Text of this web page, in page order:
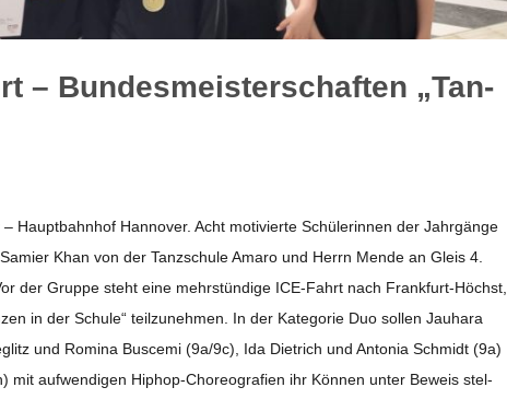
– Bun­des­meis­ter­schaf­ten „Tan­
Haupt­bahn­hof Han­no­ver. Acht moti­vierte Schü­le­rin­nen der Jahr­gänge
Khan von der Tanz­schule Amaro und Herrn Mende an Gleis 4.
der Gruppe steht eine mehr­stün­dige ICE-Fahrt nach Fran­k­­furt-Höchst,
in der Schule“ teil­zu­neh­men. In der Kate­go­rie Duo sol­len Jau­hara
und Romina Bus­cemi (9a/​​9c), Ida Diet­rich und Anto­nia Schmidt (9a)
mit auf­wen­di­gen Hip­­hop-Cho­­reo­­gra­­fien ihr Kön­nen unter Beweis stel­